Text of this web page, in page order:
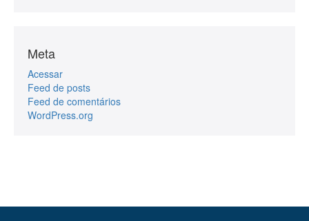
Meta
Acessar
Feed de posts
Feed de comentários
WordPress.org